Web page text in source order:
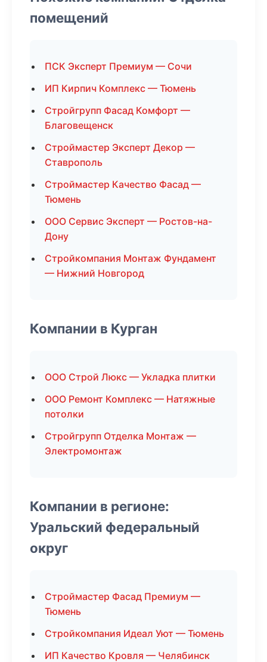
помещений
ПСК Эксперт Премиум — Сочи
ИП Кирпич Комплекс — Тюмень
Стройгрупп Фасад Комфорт —
Благовещенск
Строймастер Эксперт Декор —
Ставрополь
Строймастер Качество Фасад —
Тюмень
ООО Сервис Эксперт — Ростов-на-
Дону
Стройкомпания Монтаж Фундамент
— Нижний Новгород
Компании в Курган
ООО Строй Люкс — Укладка плитки
ООО Ремонт Комплекс — Натяжные
потолки
Стройгрупп Отделка Монтаж —
Электромонтаж
Компании в регионе:
Уральский федеральный
округ
Строймастер Фасад Премиум —
Тюмень
Стройкомпания Идеал Уют — Тюмень
ИП Качество Кровля — Челябинск